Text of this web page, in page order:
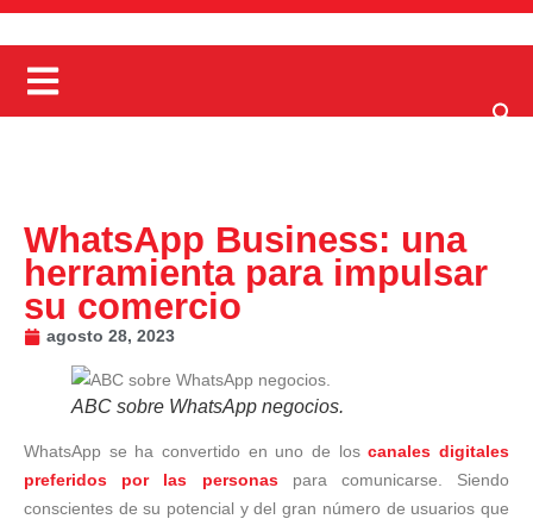
WhatsApp Business: una
herramienta para impulsar
su comercio
agosto 28, 2023
ABC sobre WhatsApp negocios.
WhatsApp se ha convertido en uno de loscanales digitales
preferidos por las personaspara comunicarse. Siendo
conscientes de su potencial y del gran número de usuarios que